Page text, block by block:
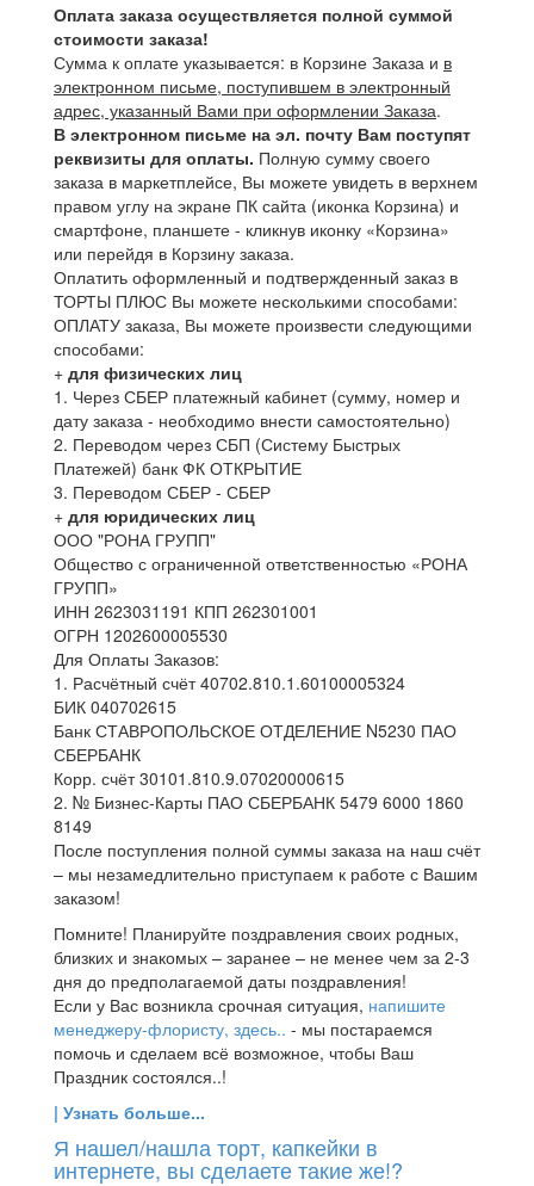
Оплата заказа осуществляется полной суммой
стоимости заказа!
Сумма к оплате указывается: в Корзине Заказа и в
электронном письме, поступившем в электронный
адрес, указанный Вами при оформлении Заказа.
В электронном письме на эл. почту Вам поступят
реквизиты для оплаты. Полную сумму своего
заказа в маркетплейсе, Вы можете увидеть в верхнем
правом углу на экране ПК сайта (иконка Корзина) и
смартфоне, планшете - кликнув иконку «Корзина»
или перейдя в Корзину заказа.
Оплатить оформленный и подтвержденный заказ в
ТОРТЫ ПЛЮС Вы можете несколькими способами:
ОПЛАТУ заказа, Вы можете произвести следующими
способами:
+ для физических лиц
1. Через СБЕР платежный кабинет (сумму, номер и
дату заказа - необходимо внести самостоятельно)
2. Переводом через СБП (Систему Быстрых
Платежей) банк ФК ОТКРЫТИЕ
3. Переводом СБЕР - СБЕР
+ для юридических лиц
ООО "РОНА ГРУПП"
Общество с ограниченной ответственностью «РОНА
ГРУПП»
ИНН 2623031191 КПП 262301001
ОГРН 1202600005530
Для Оплаты Заказов:
1. Расчётный счёт 40702.810.1.60100005324
БИК 040702615
Банк СТАВРОПОЛЬСКОЕ ОТДЕЛЕНИЕ N5230 ПАО
СБЕРБАНК
Корр. счёт 30101.810.9.07020000615
2. № Бизнес-Карты ПАО СБЕРБАНК 5479 6000 1860
8149
После поступления полной суммы заказа на наш счёт
– мы незамедлительно приступаем к работе с Вашим
заказом!
Помните! Планируйте поздравления своих родных,
близких и знакомых – заранее – не менее чем за 2-3
дня до предполагаемой даты поздравления!
Если у Вас возникла срочная ситуация, напишите
менеджеру-флористу, здесь.. - мы постараемся
помочь и сделаем всё возможное, чтобы Ваш
Праздник состоялся..!
| Узнать больше...
Я нашел/нашла торт, капкейки в
интернете, вы сделаете такие же!?